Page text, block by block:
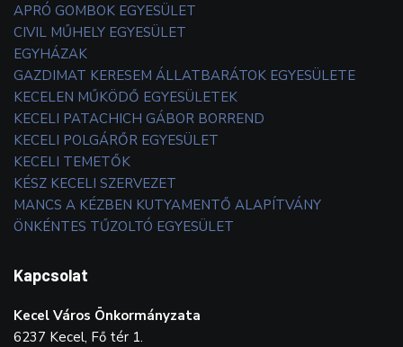
APRÓ GOMBOK EGYESÜLET
CIVIL MŰHELY EGYESÜLET
EGYHÁZAK
GAZDIMAT KERESEM ÁLLATBARÁTOK EGYESÜLETE
KECELEN MŰKÖDŐ EGYESÜLETEK
KECELI PATACHICH GÁBOR BORREND
KECELI POLGÁRŐR EGYESÜLET
KECELI TEMETŐK
KÉSZ KECELI SZERVEZET
MANCS A KÉZBEN KUTYAMENTŐ ALAPÍTVÁNY
ÖNKÉNTES TŰZOLTÓ EGYESÜLET
Kapcsolat
Kecel Város Önkormányzata
6237 Kecel, Fő tér 1.